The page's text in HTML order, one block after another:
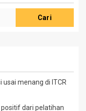
Cari
menang di ITCR
dari pelatihan